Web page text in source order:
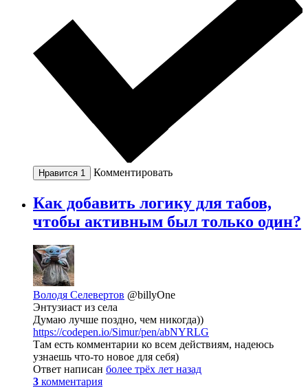
Нравится 1 Комментировать
Как добавить логику для табов,
чтобы активным был только один?
Володя Селевертов @billyOne
Энтузиаст из села
Думаю лучше поздно, чем никогда))
https://codepen.io/Simur/pen/abNYRLG
Там есть комментарии ко всем действиям, надеюсь
узнаешь что-то новое для себя)
Ответ написан более трёх лет назад
3 комментария